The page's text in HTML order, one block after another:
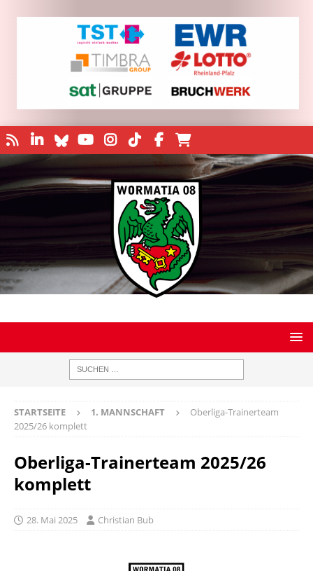
STARTSEITE 1. MANNSCHAFT
Oberliga-Trainerteam
2025/26 komplett
Oberliga-Trainerteam 2025/26
komplett
28. Mai 2025 Christian Bub